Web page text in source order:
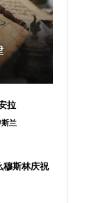
拉
兰
穆斯林庆祝